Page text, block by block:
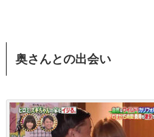
奥さんとの出会い